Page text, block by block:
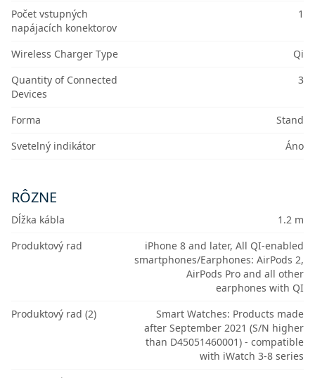
Počet vstupných
napájacích konektorov
1
Wireless Charger Type
Qi
Quantity of Connected
Devices
3
Forma
Stand
Svetelný indikátor
Áno
RÔZNE
Dĺžka kábla
1.2 m
Produktový rad
iPhone 8 and later, All QI-enabled
smartphones/Earphones: AirPods 2,
AirPods Pro and all other
earphones with QI
Produktový rad (2)
Smart Watches: Products made
after September 2021 (S/N higher
than D45051460001) - compatible
with iWatch 3-8 series